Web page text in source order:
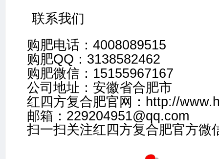
联系我们
购肥电话：4008089515
购肥QQ：3138582462
购肥微信：15155967167
公司地址：安徽省合肥市
红四方复合肥官网： http://
邮箱：229204951@qq.com
扫一扫关注红四方复合肥官方微